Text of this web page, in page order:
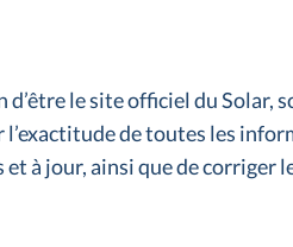
le site officiel du Solar,
l’exactitude de toutes les
à jour, ainsi que de corriger